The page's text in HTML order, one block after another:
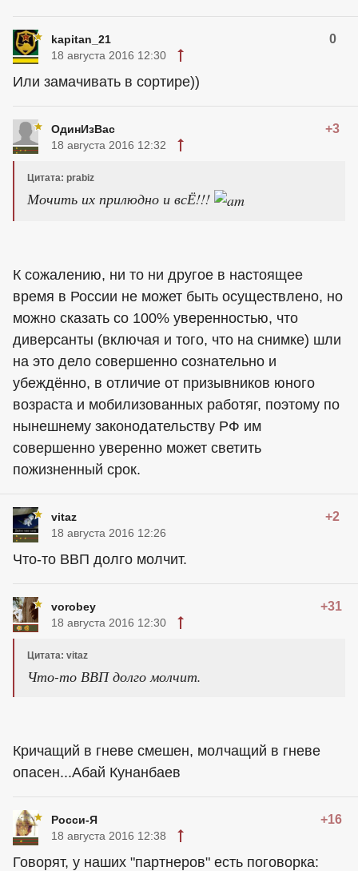
kapitan_21 0
18 августа 2016 12:30
Или замачивать в сортире))
ОдинИзВас +3
18 августа 2016 12:32
Цитата: prabiz
Мочить их прилюдно и всЁ!!!
К сожалению, ни то ни другое в настоящее
время в России не может быть осуществлено, но
можно сказать со 100% уверенностью, что
диверсанты (включая и того, что на снимке) шли
на это дело совершенно сознательно и
убеждённо, в отличие от призывников юного
возраста и мобилизованных работяг, поэтому по
нынешнему законодательству РФ им
совершенно уверенно может светить
пожизненный срок.
vitaz +2
18 августа 2016 12:26
Что-то ВВП долго молчит.
vorobey +31
18 августа 2016 12:30
Цитата: vitaz
Что-то ВВП долго молчит.
Кричащий в гневе смешен, молчащий в гневе
опасен...Абай Кунанбаев
Росси-Я +16
18 августа 2016 12:38
Говорят, у наших "партнеров" есть поговорка: